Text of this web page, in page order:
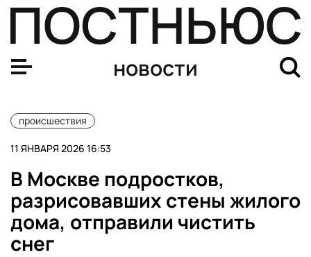
новости
происшествия
11 ЯНВАРЯ 2026 16:53
В Москве подростков,
разрисовавших стены жилого
дома, отправили чистить
снег
23 россиянина госпитализированы после крушения